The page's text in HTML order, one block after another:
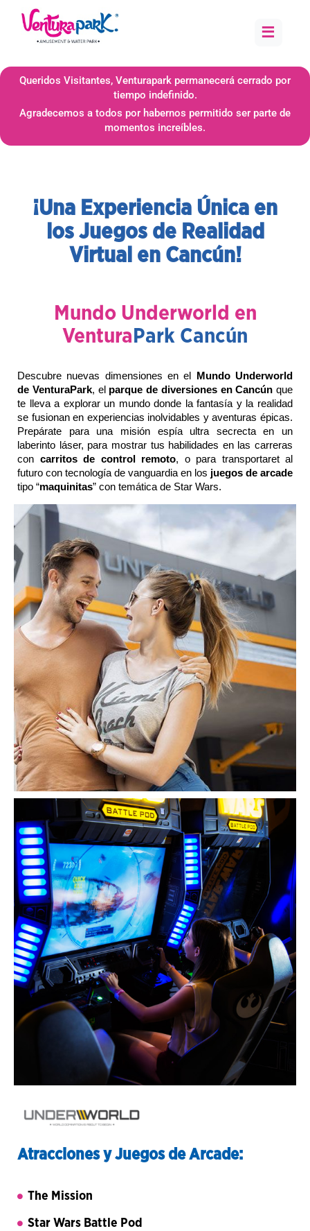
≡
Queridos Visitantes, Venturapark permanecerá cerrado por
tiempo indefinido.
Agradecemos a todos por habernos permitido ser parte de
momentos increíbles.
¡Una Experiencia Única en
los Juegos de Realidad
Virtual en Cancún!
Mundo Underworld en
Ventura Park Cancún
Descubre nuevas dimensiones en el
Mundo Underworld
de VenturaPark, el parque de diversiones en Cancún que
te lleva a explorar un mundo donde la fantasía y la realidad
se fusionan en experiencias inolvidables y aventuras épicas.
Prepárate para una misión espía ultra secrecta en un
laberinto láser, para mostrar tus habilidades en las carreras
con carritos de control remoto, o para transportaret al
futuro con tecnología de vanguardia en los juegos de arcade
tipo “maquinitas” con temática de Star Wars.
Atracciones y Juegos de Arcade:
The Mission
Star Wars Battle Pod